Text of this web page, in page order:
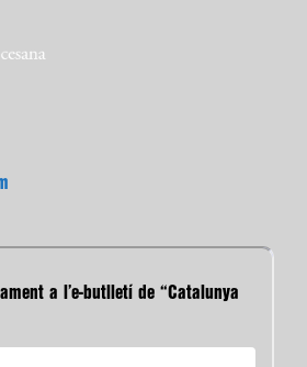
a l’e-butlletí de “Catalunya